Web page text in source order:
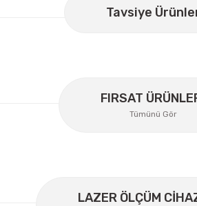
Bu ürüne ilk yorumu siz
Tavsiye
FIRSAT
Tümünü Gör
LAZER ÖLÇÜM